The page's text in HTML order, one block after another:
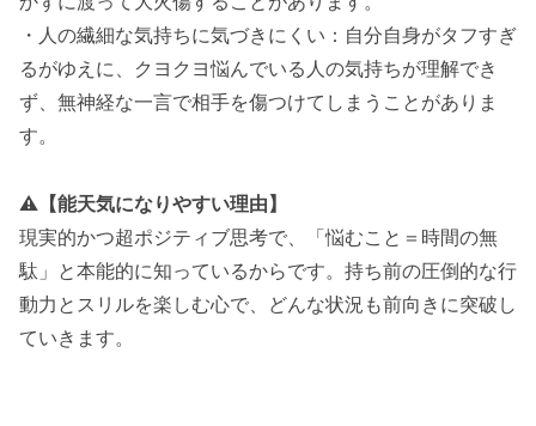
・人の繊細な気持ちに気づきにくい：自分自身がタフすぎ
るがゆえに、クヨクヨ悩んでいる人の気持ちが理解でき
ず、無神経な一言で相手を傷つけてしまうことがありま
す。
⚠️ 【能天気になりやすい理由】
現実的かつ超ポジティブ思考で、「悩むこと＝時間の無
駄」と本能的に知っているからです。持ち前の圧倒的な行
動力とスリルを楽しむ心で、どんな状況も前向きに突破し
ていきます。